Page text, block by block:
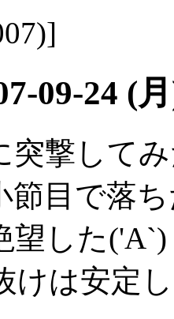
09-24 (
突撃して
節目で落
望した('A`)
けは安定